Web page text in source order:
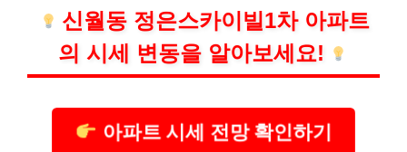
신월동 정은스카이빌1차 아파트
의 시세 변동을 알아보세요!
아파트 시세 전망 확인하기